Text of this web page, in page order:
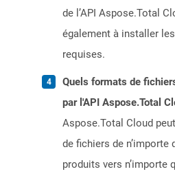
de l’API Aspose.Total
également à installer
requises.
Quels formats de
par l'API Aspose.Total
Aspose.Total Cloud
de fichiers de n’importe
produits vers n’importe